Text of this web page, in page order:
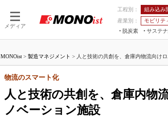
メディア
工程別： 組み込み
産業別：
モビリテ
脱炭素
サステ
つながる工場AI×設備保全
MONOist > 製造マネジメント > 人と技術の共創を、倉庫内物流向けロ
人と技術の共創を、倉庫内物
ノベーション施設
物流のスマート化